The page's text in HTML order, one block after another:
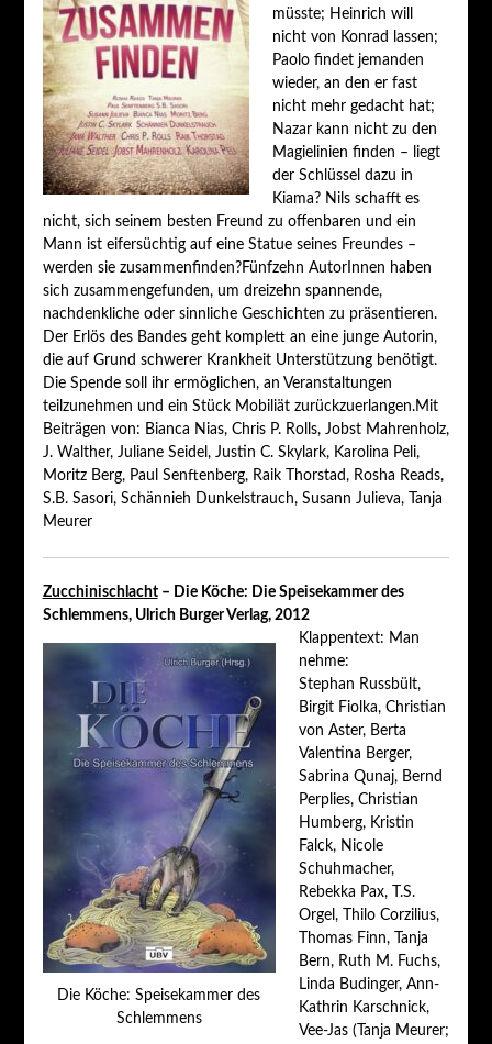
müsste; Heinrich will
nicht von Konrad lassen;
Paolo findet jemanden
wieder, an den er fast
nicht mehr gedacht hat;
Nazar kann nicht zu den
Magielinien finden – liegt
der Schlüssel dazu in
Kiama? Nils schafft es
nicht, sich seinem besten Freund zu offenbaren und ein
Mann ist eifersüchtig auf eine Statue seines Freundes –
werden sie zusammenfinden?Fünfzehn AutorInnen haben
sich zusammengefunden, um dreizehn spannende,
nachdenkliche oder sinnliche Geschichten zu präsentieren.
Der Erlös des Bandes geht komplett an eine junge Autorin,
die auf Grund schwerer Krankheit Unterstützung benötigt.
Die Spende soll ihr ermöglichen, an Veranstaltungen
teilzunehmen und ein Stück Mobiliät zurückzuerlangen.Mit
Beiträgen von: Bianca Nias, Chris P. Rolls, Jobst Mahrenholz,
J. Walther, Juliane Seidel, Justin C. Skylark, Karolina Peli,
Moritz Berg, Paul Senftenberg, Raik Thorstad, Rosha Reads,
S.B. Sasori, Schännieh Dunkelstrauch, Susann Julieva, Tanja
Meurer
Zucchinischlacht– Die Köche: Die Speisekammer des
Schlemmens, Ulrich Burger Verlag, 2012
Die Köche: Speisekammer des
Schlemmens
Klappentext: Man
nehme:
Stephan Russbült,
Birgit Fiolka, Christian
von Aster, Berta
Valentina Berger,
Sabrina Qunaj, Bernd
Perplies, Christian
Humberg, Kristin
Falck, Nicole
Schuhmacher,
Rebekka Pax, T.S.
Orgel, Thilo Corzilius,
Thomas Finn, Tanja
Bern, Ruth M. Fuchs,
Linda Budinger, Ann-
Kathrin Karschnick,
Vee-Jas (Tanja Meurer;